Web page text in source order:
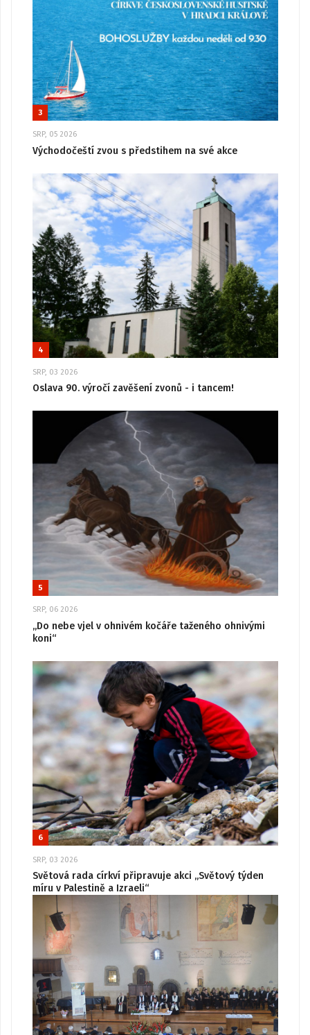
3
SRP, 05 2026
Východočeští zvou s předstihem na své akce
4
SRP, 03 2026
Oslava 90. výročí zavěšení zvonů - i tancem!
5
SRP, 06 2026
„Do nebe vjel v ohnivém kočáře taženého ohnivými
koni“
6
SRP, 03 2026
Světová rada církví připravuje akci „Světový týden
míru v Palestině a Izraeli“